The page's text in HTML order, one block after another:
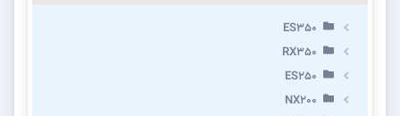
ES350
RX350
ES250
NX200